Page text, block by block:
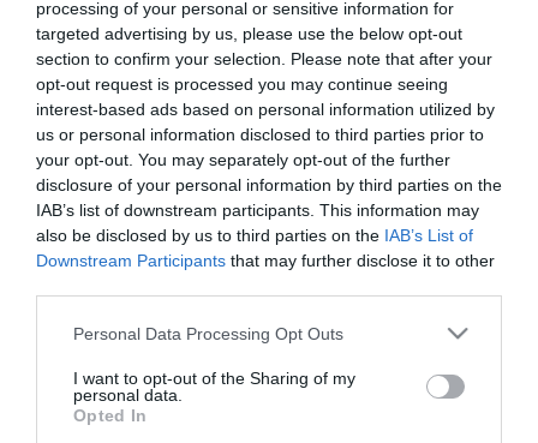
processing of your personal or sensitive information for
targeted advertising by us, please use the below opt-out
section to confirm your selection. Please note that after your
opt-out request is processed you may continue seeing
interest-based ads based on personal information utilized by
us or personal information disclosed to third parties prior to
your opt-out. You may separately opt-out of the further
disclosure of your personal information by third parties on the
IAB’s list of downstream participants. This information may
also be disclosed by us to third parties on the IAB’s List of
Downstream Participants that may further disclose it to other
Please note that this website/app uses one or more Google
not limited to your visit or usage behaviour. You may click to
grant or deny consent to Google and its third-party tags to
use your data for below specified purposes in below Google
Personal Data Processing Opt Outs
I want to opt-out of the Sharing of my
personal data.
Opted In
ΚΟΙΝΩΝΙΚΗ ΔΡΑΣΗ
Ίδρυμα Vodafone: Ενισχύει το
Πρόγραμμα Τηλεϊατρικής,
προσθέτοντας γυναικολογικό
έλεγχο όλων των ηλικιών
05.09.2022